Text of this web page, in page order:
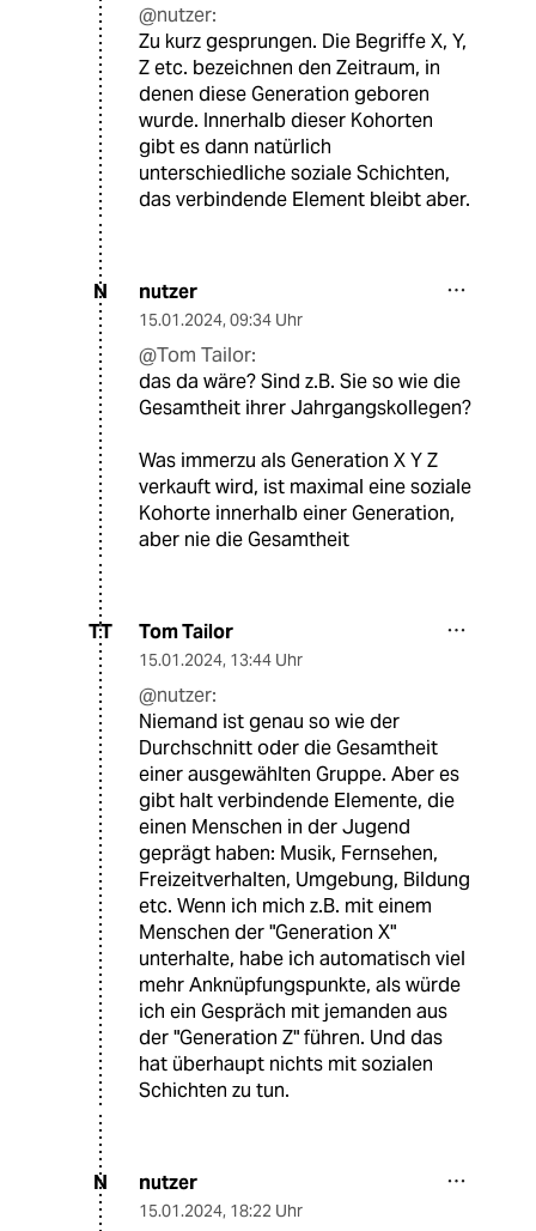
@nutzer:
Zu kurz gesprungen. Die Begriffe X, Y,
Z etc. bezeichnen den Zeitraum, in
denen diese Generation geboren
wurde. Innerhalb dieser Kohorten
gibt es dann natürlich
unterschiedliche soziale Schichten,
das verbindende Element bleibt aber.
N nutzer
15.01.2024, 09:34 Uhr
@Tom Tailor:
das da wäre? Sind z.B. Sie so wie die
Gesamtheit ihrer Jahrgangskollegen?
Was immerzu als Generation X Y Z
verkauft wird, ist maximal eine soziale
Kohorte innerhalb einer Generation,
aber nie die Gesamtheit
TT Tom Tailor
15.01.2024, 13:44 Uhr
@nutzer:
Niemand ist genau so wie der
Durchschnitt oder die Gesamtheit
einer ausgewählten Gruppe. Aber es
gibt halt verbindende Elemente, die
einen Menschen in der Jugend
geprägt haben: Musik, Fernsehen,
Freizeitverhalten, Umgebung, Bildung
etc. Wenn ich mich z.B. mit einem
Menschen der "Generation X"
unterhalte, habe ich automatisch viel
mehr Anknüpfungspunkte, als würde
ich ein Gespräch mit jemanden aus
der "Generation Z" führen. Und das
hat überhaupt nichts mit sozialen
Schichten zu tun.
N nutzer
15.01.2024, 18:22 Uhr